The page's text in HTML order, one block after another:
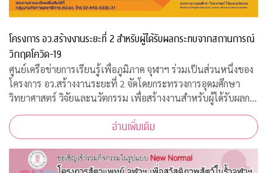
โครงการ อว.สร้างงานระยะที่ 2 สำหรับผู้ได้รับผลกระทบจากสถานการณ์
วิกฤตโควิด-19
ศูนย์เครือข่ายการเรียนรู้เพื่อภูมิภาค จุฬาฯ ร่วมเป็นส่วนหนึ่งของ
โครงการ อว.สร้างงานระยะที่ 2 จัดโดยกระทรวงการอุดมศึกษา
วิทยาศาสตร์ วิจัยและนวัตกรรม เพื่อสร้างงานสำหรับผู้ได้รับผลก
ระทบจากสถานการณ์วิกฤตโควิด-19 เปิดรับสมัครประชาชนทั่วไป
จำนวน 200 อัตรา
อ่านเพิ่มเติม